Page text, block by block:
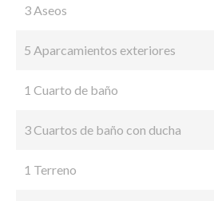
3 Aseos
5 Aparcamientos exteriores
1 Cuarto de baño
3 Cuartos de baño con ducha
1 Terreno